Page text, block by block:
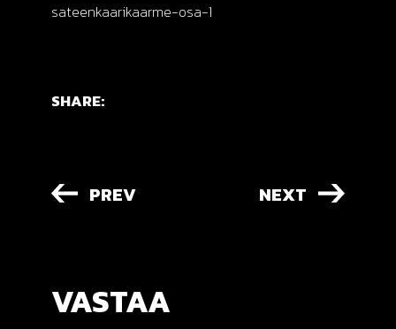
sateenkaarikaarme-osa-1
SHARE:
PREV NEXT
VASTAA